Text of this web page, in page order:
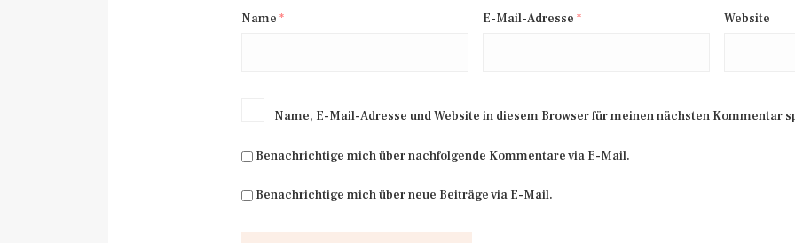
Name * E-Mail-Adresse * Website
Name, E-Mail-Adresse und Website in diesem Browser für meinen nächsten Kommentar
Benachrichtige mich über nachfolgende Kommentare via E-Mail.
Benachrichtige mich über neue Beiträge via E-Mail.